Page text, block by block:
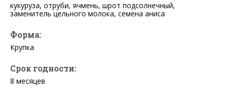
кукуруза, отруби, ячмень, шрот подсолнечный,
заменитель цельного молока, семена аниса
Форма:
Крупка
Срок годности:
8 месяцев